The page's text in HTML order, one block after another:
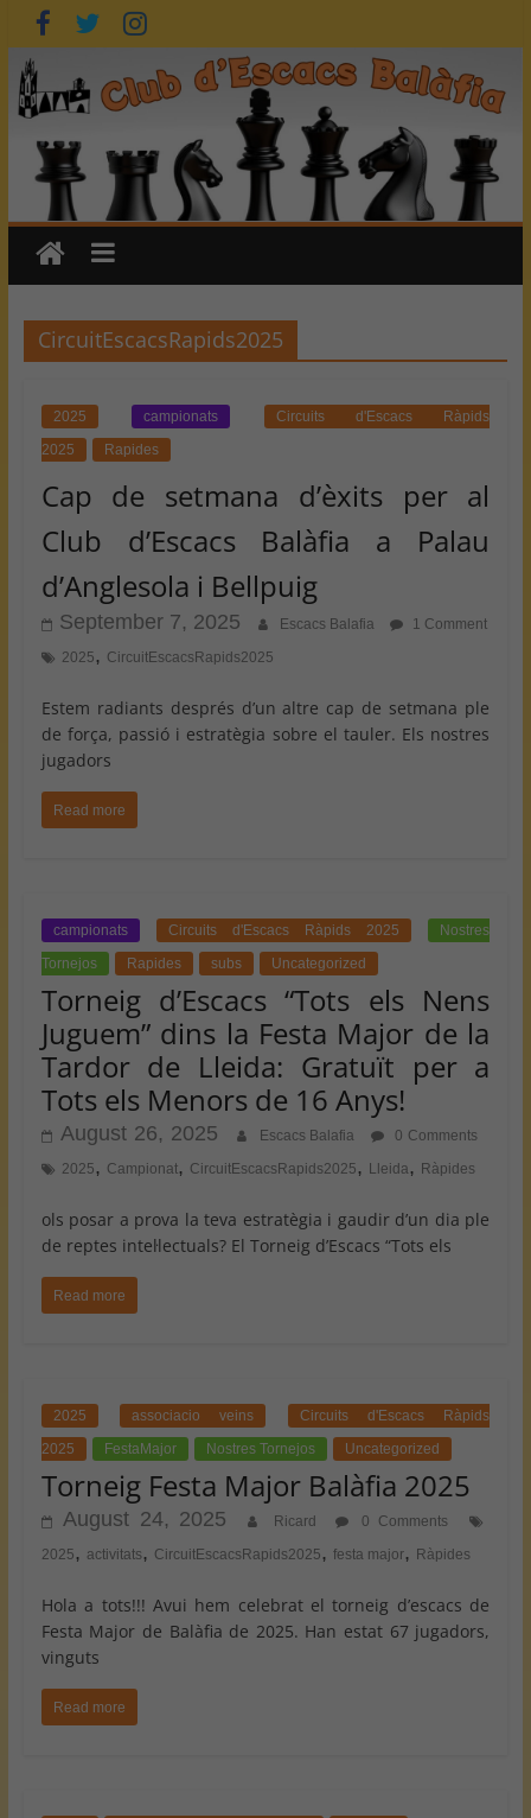
Skip
to
content
CircuitEscacsRapids2025
2025 campionats
Circuits d'Escacs Ràpids
2025
Rapides
Cap de setmana d’èxits per al
Club d’Escacs Balàfia a Palau
d’Anglesola i Bellpuig
September 7, 2025 Escacs Balafia
1 Comment
2025, CircuitEscacsRapids2025
Estem radiants després d’un altre cap de setmana ple
de força, passió i estratègia sobre el tauler. Els nostres
jugadors
Read more
campionats Circuits d'Escacs Ràpids 2025
Nostres
Tornejos
Rapides subs Uncategorized
Torneig d’Escacs “Tots els Nens
Juguem” dins la Festa Major de la
Tardor de Lleida: Gratuït per a
Tots els Menors de 16 Anys!
August 26, 2025 Escacs Balafia
0 Comments
2025, Campionat, CircuitEscacsRapids2025, Lleida, Ràpides
ols posar a prova la teva estratègia i gaudir d’un dia ple
de reptes intel·lectuals? El Torneig d’Escacs “Tots els
Read more
2025 associacio veins
Circuits d'Escacs Ràpids
2025
FestaMajor Nostres Tornejos Uncategorized
Torneig Festa Major Balàfia 2025
August 24, 2025 Ricard
0 Comments
2025, activitats, CircuitEscacsRapids2025, festa major, Ràpides
Hola a tots!!! Avui hem celebrat el torneig d’escacs de
Festa Major de Balàfia de 2025. Han estat 67 jugadors,
vinguts
Read more